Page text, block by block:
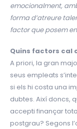
emocionalment,
forma d’atreure
factor que posem
Quins factors cal
A priori, la gran
seus empleats
si els hi costa una
dubtes. Així doncs,
accepti finançar
postgrau? Segons